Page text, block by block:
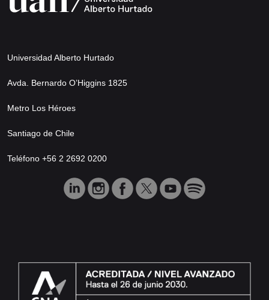
Universidad Alberto Hurtado
Avda. Bernardo O’Higgins 1825
Metro Los Héroes
Santiago de Chile
Teléfono +56 2 2692 0200